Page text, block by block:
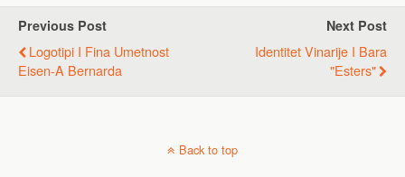
Previous Post
Logotipi I Fina Umetnost
Eisen-A Bernarda
Next Post
Identitet Vinarije I Bara
"Esters"
Back to top